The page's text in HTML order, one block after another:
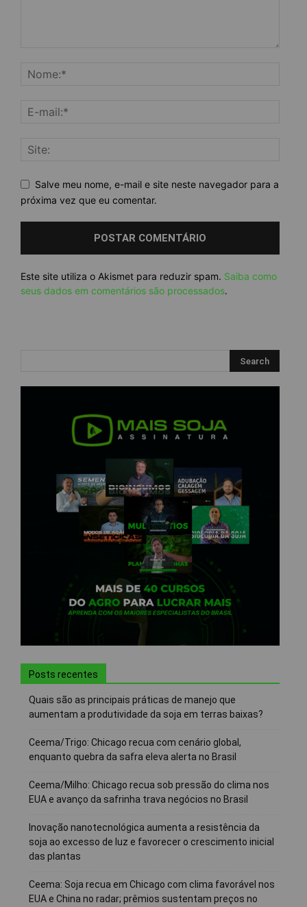
Salve meu nome, e-mail e site neste navegador para a
próxima vez que eu comentar.
Este site utiliza o Akismet para reduzir spam. Saiba como
seus dados em comentários são processados.
Posts recentes
Quais são as principais práticas de manejo que
aumentam a produtividade da soja em terras baixas?
Ceema/Trigo: Chicago recua com cenário global,
enquanto quebra da safra eleva alerta no Brasil
Ceema/Milho: Chicago recua sob pressão do clima nos
EUA e avanço da safrinha trava negócios no Brasil
Inovação nanotecnológica aumenta a resistência da
soja ao excesso de luz e favorecer o crescimento inicial
das plantas
Ceema: Soja recua em Chicago com clima favorável nos
EUA e China no radar; prêmios sustentam preços no